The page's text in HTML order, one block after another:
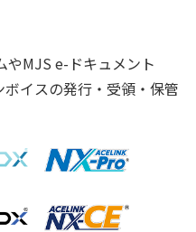
やMJS e-ドキュメント
イスの発行・受領・保管